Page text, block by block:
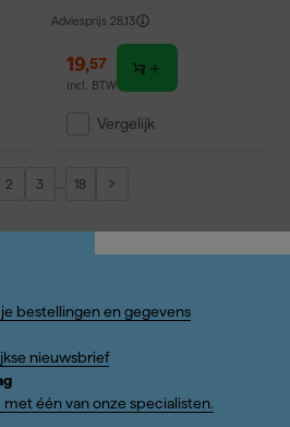
Adviesprijs 28,13
19,57
incl. BTW
Vergelijk
2 3 ... 18
bestellingen en gegevens
nieuwsbrief
één van onze specialisten.